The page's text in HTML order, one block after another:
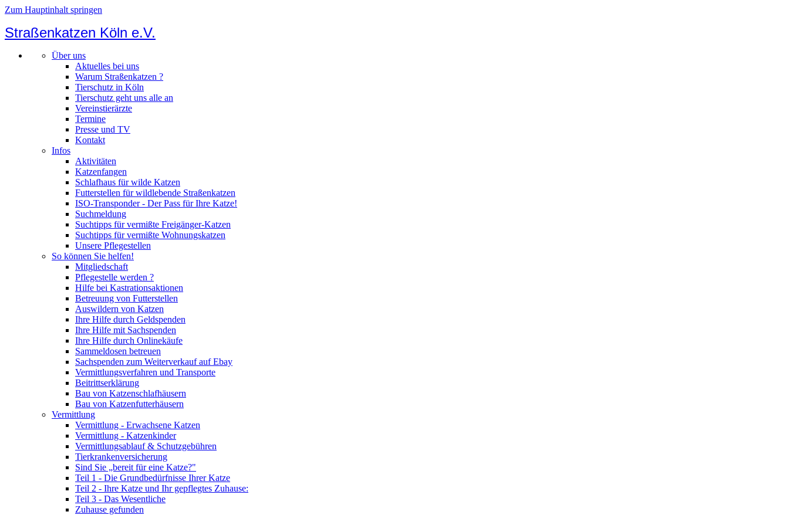
Zum Hauptinhalt springen
Straßenkatzen Köln e.V.
Über uns
Aktuelles bei uns
Warum Straßenkatzen ?
Tierschutz in Köln
Tierschutz geht uns alle an
Vereinstierärzte
Termine
Presse und TV
Kontakt
Infos
Aktivitäten
Katzenfangen
Schlafhaus für wilde Katzen
Futterstellen für wildlebende Straßenkatzen
ISO-Transponder - Der Pass für Ihre Katze!
Suchmeldung
Suchtipps für vermißte Freigänger-Katzen
Suchtipps für vermißte Wohnungskatzen
Unsere Pflegestellen
So können Sie helfen!
Mitgliedschaft
Pflegestelle werden ?
Hilfe bei Kastrationsaktionen
Betreuung von Futterstellen
Auswildern von Katzen
Ihre Hilfe durch Geldspenden
Ihre Hilfe mit Sachspenden
Ihre Hilfe durch Onlinekäufe
Sammeldosen betreuen
Sachspenden zum Weiterverkauf auf Ebay
Vermittlungsverfahren und Transporte
Beitrittserklärung
Bau von Katzenschlafhäusern
Bau von Katzenfutterhäusern
Vermittlung
Vermittlung - Erwachsene Katzen
Vermittlung - Katzenkinder
Vermittlungsablauf & Schutzgebühren
Tierkrankenversicherung
Sind Sie „bereit für eine Katze?"
Teil 1 - Die Grundbedürfnisse Ihrer Katze
Teil 2 - Ihre Katze und Ihr gepflegtes Zuhause:
Teil 3 - Das Wesentliche
Zuhause gefunden